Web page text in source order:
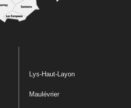
Lys-Haut-Layon
Maulévrier